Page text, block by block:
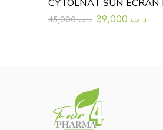
د.ت45,000 د.ت